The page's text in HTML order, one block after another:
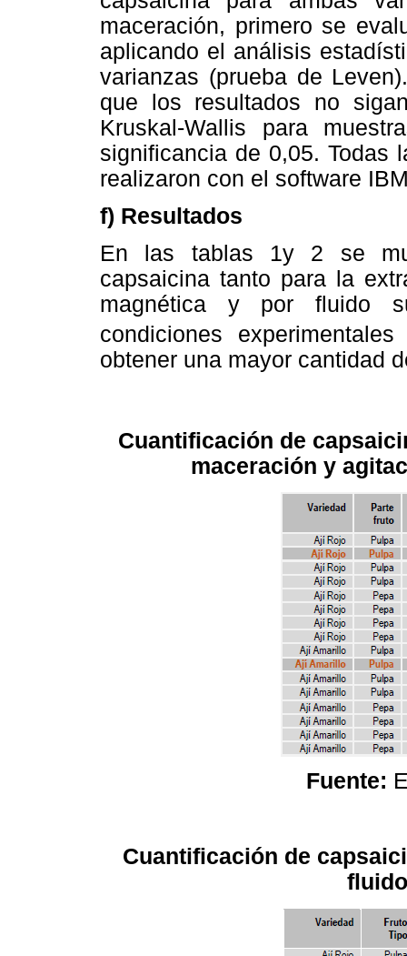
maceración, primero se
aplicando el análisis
varianzas (prueba de
que los resultados no
Kruskal-Wallis para
significancia de 0,05. Todas
realizaron con el software
f) Resultados
En las tablas 1y 2 se
capsaicina tanto para la
magnética y por fluido
condiciones
obtener una mayor cantidad
Cuantificación de
maceración y
Fuente:
Cuantificación de